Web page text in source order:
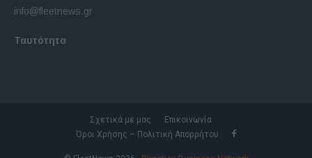
info@fleetnews.gr
Ταυτότητα
Σχετικά με μας
Επικοινωνία
Όροι Χρήσης – Πολιτική Απορρήτου